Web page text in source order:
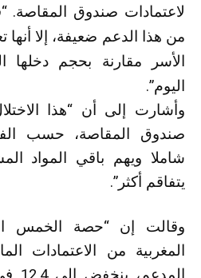
لاعتمادات صندوق المقاصة.
من هذا الدعم ضعيفة، إلا
الأسر مقارنة بحجم دخلها
اليوم”.
وأشارت إلى أن “هذا
صندوق المقاصة، حسب
شاملا ويهم باقي المواد
يتفاقم أكثر”.
وقالت إن “حصة الخمس
المغربية من الاعتمادات